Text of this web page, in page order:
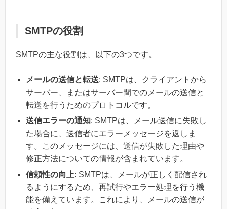
SMTPの役割
SMTPの主な役割は、以下の3つです。
メールの送信と転送: SMTPは、クライアントから
サーバー、またはサーバー間でのメールの送信と
転送を行うためのプロトコルです。
送信エラーの通知: SMTPは、メール送信に失敗し
た場合に、送信者にエラーメッセージを返しま
す。このメッセージには、送信が失敗した理由や
修正方法についての情報が含まれています。
信頼性の向上: SMTPは、メールが正しく配信され
るようにするため、再試行やエラー処理を行う機
能を備えています。これにより、メールの送信が